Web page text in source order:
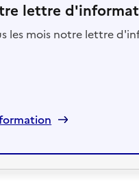
lettre
les mois notre lettre